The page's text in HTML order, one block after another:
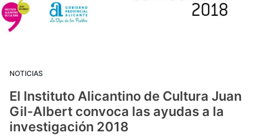
NOTICIAS
El Instituto Alicantino de Cultura Juan
Gil-Albert convoca las ayudas a la
investigación 2018